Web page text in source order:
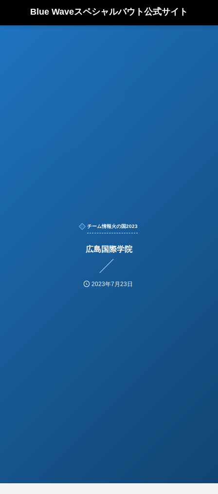
Blue Waveスペシャルバウト公式サイト
チーム情報火の国2023
広島国際学院
2023年7月23日